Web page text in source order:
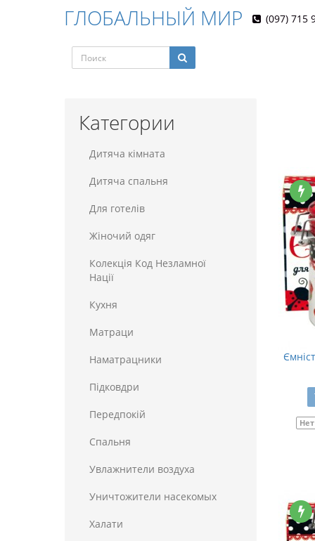
ГЛОБАЛЬНЫЙ МИР (097) 715
Категории
Дитяча кімната
Дитяча спальня
Для готелiв
Жіночий одяг
Колекція Код Незламної
Нації
Кухня
Матраци
Наматрацники
Пiдковдри
Передпокій
Спальня
Увлажнители воздуха
Уничтожители насекомых
Халати